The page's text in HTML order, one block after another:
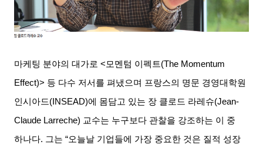
마케팅 분야의 대가로 <모멘텀 이펙트(The Momentum
Effect)> 등 다수 저서를 펴냈으며 프랑스의 명문 경영대학원
인시아드(INSEAD)에 몸담고 있는 장 클로드 라레슈(Jean-
Claude Larreche) 교수는 누구보다 관찰을 강조하는 이 중
하나다. 그는 “오늘날 기업들에 가장 중요한 것은 질적 성장